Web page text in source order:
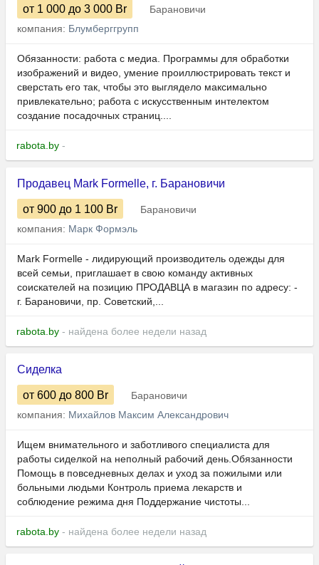
от 1 000 до 3 000 Br
Барановичи
компания: Блумберггрупп
Обязанности: работа с медиа. Программы для обработки
изображений и видео, умение проиллюстрировать текст и
сверстать его так, чтобы это выглядело максимально
привлекательно; работа с искусственным интелектом
создание посадочных страниц....
rabota.by -
Продавец Mark Formelle, г. Барановичи
от 900 до 1 100 Br
Барановичи
компания: Марк Формэль
Mark Formelle - лидирующий производитель одежды для
всей семьи, приглашает в свою команду активных
соискателей на позицию ПРОДАВЦА в магазин по адресу: -
г. Барановичи, пр. Советский,...
rabota.by - найдена более недели назад
Сиделка
от 600 до 800 Br
Барановичи
компания: Михайлов Максим Александрович
Ищем внимательного и заботливого специалиста для
работы сиделкой на неполный рабочий день.Обязанности
Помощь в повседневных делах и уход за пожилыми или
больными людьми Контроль приема лекарств и
соблюдение режима дня Поддержание чистоты...
rabota.by - найдена более недели назад